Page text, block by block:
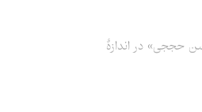
حججی» در اندازۀ